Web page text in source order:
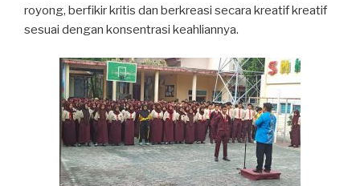
royong, berfikir kritis dan berkreasi secara kreatif kreatif
sesuai dengan konsentrasi keahliannya.